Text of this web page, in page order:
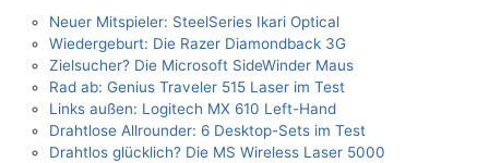
Neuer Mitspieler: SteelSeries Ikari Optical
Wiedergeburt: Die Razer Diamondback 3G
Zielsucher? Die Microsoft SideWinder Maus
Rad ab: Genius Traveler 515 Laser im Test
Links außen: Logitech MX 610 Left-Hand
Drahtlose Allrounder: 6 Desktop-Sets im Test
Drahtlos glücklich? Die MS Wireless Laser 5000